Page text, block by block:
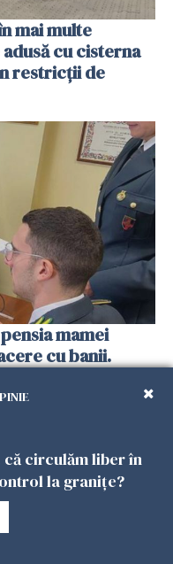
mai multe
cu cisterna
restricții de
mamei
cu banii.
circulăm liber în
la granițe?